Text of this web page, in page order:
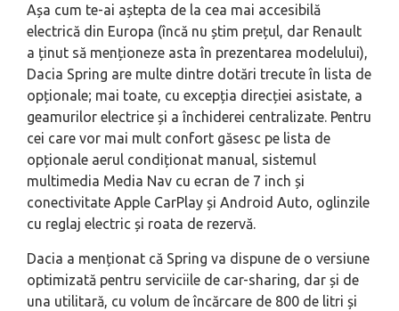
Așa cum te-ai aștepta de la cea mai accesibilă
electrică din Europa (încă nu știm prețul, dar Renault
a ținut să menționeze asta în prezentarea modelului),
Dacia Spring are multe dintre dotări trecute în lista de
opționale; mai toate, cu excepția direcției asistate, a
geamurilor electrice și a închiderei centralizate. Pentru
cei care vor mai mult confort găsesc pe lista de
opționale aerul condiționat manual, sistemul
multimedia Media Nav cu ecran de 7 inch și
conectivitate Apple CarPlay și Android Auto, oglinzile
cu reglaj electric și roata de rezervă.
Dacia a menționat că Spring va dispune de o versiune
optimizată pentru serviciile de car-sharing, dar și de
una utilitară, cu volum de încărcare de 800 de litri și